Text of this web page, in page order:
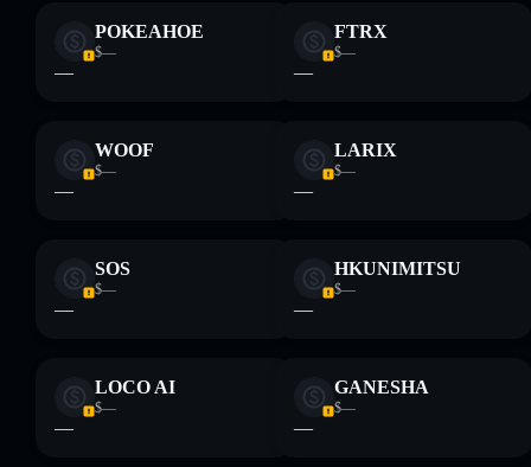
POKEAHOE
$—
—
FTRX
$—
—
WOOF
$—
—
LARIX
$—
—
SOS
$—
—
HKUNIMITSU
$—
—
LOCO AI
$—
—
GANESHA
$—
—